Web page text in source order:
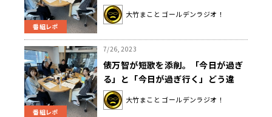
番組レポ
竹まことさんも抗えず！？
大竹まこと ゴールデンラジオ！
番組レポ
7/26, 2023
俵万智が短歌を添削。「今日が過ぎ
る」と「今日が過ぎ行く」どう違
う!?
大竹まこと ゴールデンラジオ！